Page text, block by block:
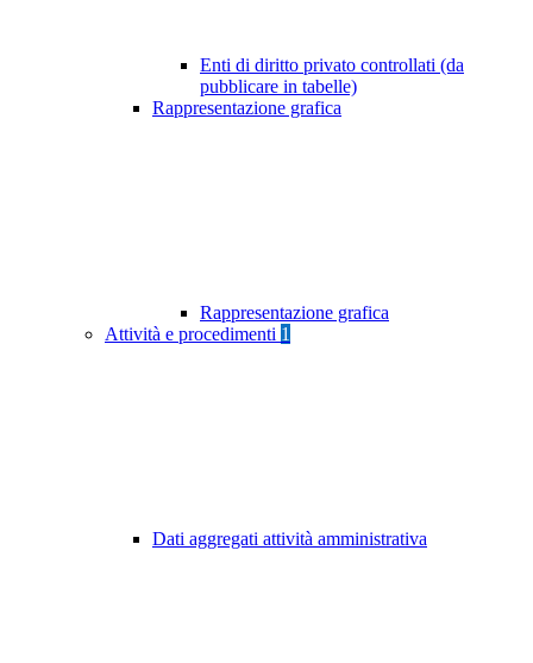
Enti di diritto privato controllati (da
pubblicare in tabelle)
Rappresentazione grafica
Rappresentazione grafica
Attività e procedimenti 1
Dati aggregati attività amministrativa